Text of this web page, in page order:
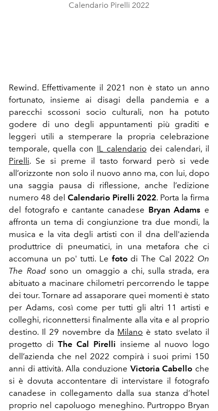
Calendario Pirelli 2022
Rewind. Effettivamente il 2021 non è stato un anno
fortunato, insieme ai disagi della pandemia e a
parecchi scossoni socio culturali, non ha potuto
godere di uno degli appuntamenti più graditi e
leggeri utili a stemperare la propria celebrazione
temporale, quella con IL calendario dei calendari, il
Pirelli. Se si preme il tasto forward però si vede
all’orizzonte non solo il nuovo anno ma, con lui, dopo
una saggia pausa di riflessione, anche l’edizione
numero 48 del Calendario Pirelli 2022. Porta la firma
del fotografo e cantante canadese Bryan Adams e
affronta un tema di congiunzione tra due mondi, la
musica e la vita degli artisti con il dna dell'azienda
produttrice di pneumatici, in una metafora che ci
accomuna un po' tutti. Le foto di The Cal 2022 On
The Roadsono un omaggio a chi, sulla strada, era
abituato a macinare chilometri percorrendo le tappe
dei tour. Tornare ad assaporare quei momenti è stato
per Adams, così come per tutti gli altri 11 artisti e
colleghi, riconnettersi finalmente alla vita e al proprio
destino. Il 29 novembre da Milano è stato svelato il
progetto di The Cal Pirelli insieme al nuovo logo
dell’azienda che nel 2022 compirà i suoi primi 150
anni di attività.Alla conduzione Victoria Cabello che
si è dovuta accontentare di intervistare il fotografo
canadese in collegamento dalla sua stanza d’hotel
proprio nel capoluogo meneghino. Purtroppo Bryan